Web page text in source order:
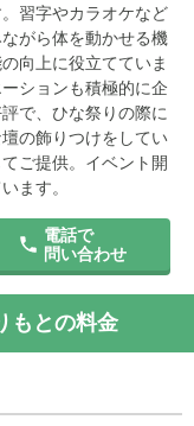
習字やカラオケなど
がら体を動かせる機
向上に役立てていま
ションも積極的に企
で、ひな祭りの際に
の飾りつけをしてい
ご提供。イベント開
ます。
電話で
問い合わせ
もとの料金